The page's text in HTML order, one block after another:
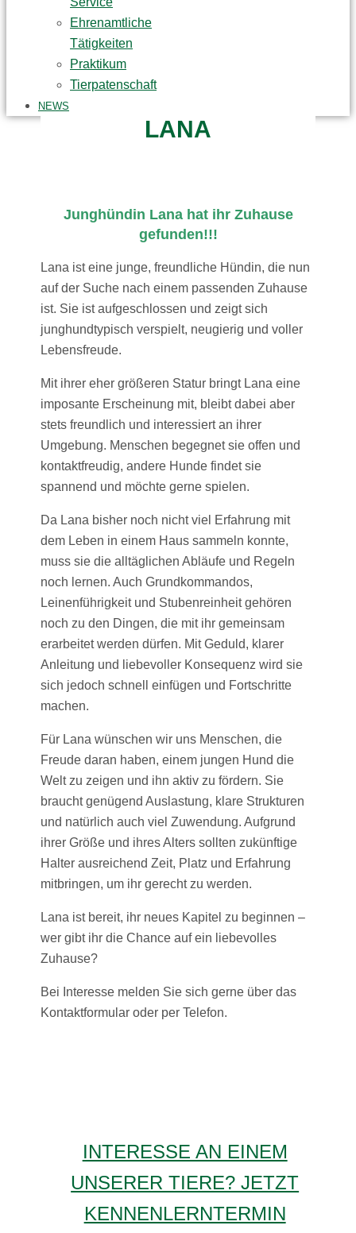
Ehrenamtliche
Tätigkeiten
Praktikum
Tierpatenschaft
NEWS
LANA
Junghündin Lana hat ihr Zuhause
gefunden!!!
Lana ist eine junge, freundliche Hündin, die nun
auf der Suche nach einem passenden Zuhause
ist. Sie ist aufgeschlossen und zeigt sich
junghundtypisch verspielt, neugierig und voller
Lebensfreude.
Mit ihrer eher größeren Statur bringt Lana eine
imposante Erscheinung mit, bleibt dabei aber
stets freundlich und interessiert an ihrer
Umgebung. Menschen begegnet sie offen und
kontaktfreudig, andere Hunde findet sie
spannend und möchte gerne spielen.
Da Lana bisher noch nicht viel Erfahrung mit
dem Leben in einem Haus sammeln konnte,
muss sie die alltäglichen Abläufe und Regeln
noch lernen. Auch Grundkommandos,
Leinenführigkeit und Stubenreinheit gehören
noch zu den Dingen, die mit ihr gemeinsam
erarbeitet werden dürfen. Mit Geduld, klarer
Anleitung und liebevoller Konsequenz wird sie
sich jedoch schnell einfügen und Fortschritte
machen.
Für Lana wünschen wir uns Menschen, die
Freude daran haben, einem jungen Hund die
Welt zu zeigen und ihn aktiv zu fördern. Sie
braucht genügend Auslastung, klare Strukturen
und natürlich auch viel Zuwendung. Aufgrund
ihrer Größe und ihres Alters sollten zukünftige
Halter ausreichend Zeit, Platz und Erfahrung
mitbringen, um ihr gerecht zu werden.
Lana ist bereit, ihr neues Kapitel zu beginnen –
wer gibt ihr die Chance auf ein liebevolles
Zuhause?
Bei Interesse melden Sie sich gerne über das
Kontaktformular oder per Telefon.
INTERESSE AN EINEM
UNSERER TIERE? JETZT
KENNENLERNTERMIN